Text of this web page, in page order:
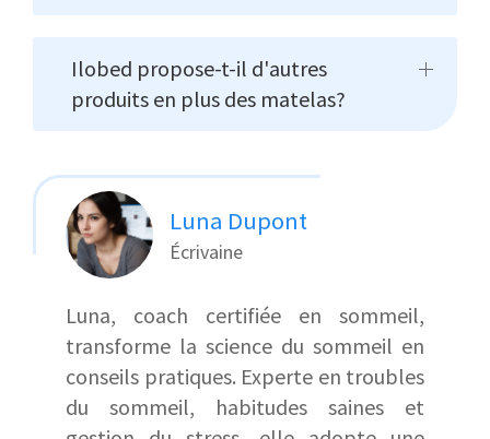
Ilobed propose-t-il d'autres
produits en plus des matelas?
Luna Dupont
Écrivaine
Luna, coach certifiée en sommeil,
transforme la science du sommeil en
conseils pratiques. Experte en troubles
du sommeil, habitudes saines et